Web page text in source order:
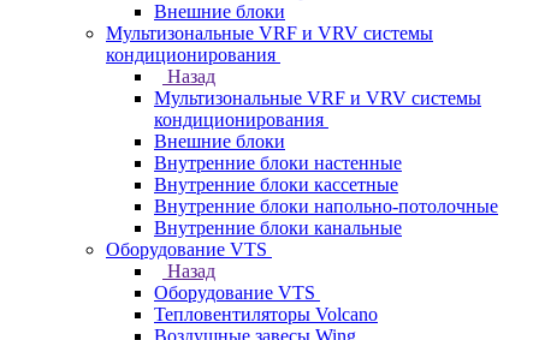
Внешние блоки
Мультизональные VRF и VRV системы
кондиционирования
Назад
Мультизональные VRF и VRV системы
кондиционирования
Внешние блоки
Внутренние блоки настенные
Внутренние блоки кассетные
Внутренние блоки напольно-потолочные
Внутренние блоки канальные
Оборудование VTS
Назад
Оборудование VTS
Тепловентиляторы Volcano
Воздушные завесы Wing